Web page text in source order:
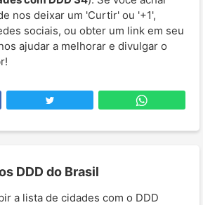
nos deixar um 'Curtir' ou '+1',
sociais, ou obter um link em seu
ajudar a melhorar e divulgar o
DDD do Brasil
a lista de cidades com o DDD